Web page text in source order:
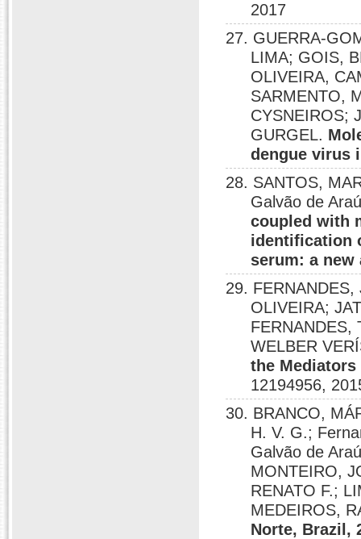
2017
27. GUERRA-
LIMA; GOIS,
OLIVEIRA,
SARMENTO,
CYSNEIROS;
GURGEL.
dengue virus
28. SANTOS,
Galvão de
coupled with
identification
serum: a new
29.
OLIVEIRA;
FERNANDES,
WELBER
the
12194956,
30. BRANCO,
H. V. G.;
Galvão de
MONTEIRO,
RENATO F.;
MEDEIROS,
Norte, Brazil,